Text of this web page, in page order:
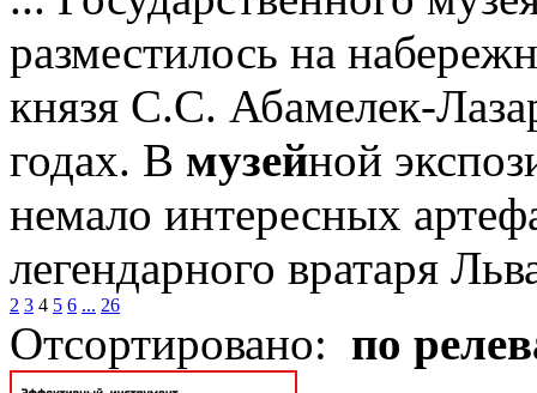
разместилось на
князя С.С. Абамелек-
годах. В музейной
немало интересных
легендарного вратаря
2 3 4 5 6 ... 26
Отсортировано: по